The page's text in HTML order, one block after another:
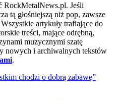
RockMetalNews.pl. Jeśli
tą głośniejszą niż pop, zawsze
artykuły trafiające do
treści, mające odrębną,
muzycznymi szatę
nowych i archiwalnych tekstów
.